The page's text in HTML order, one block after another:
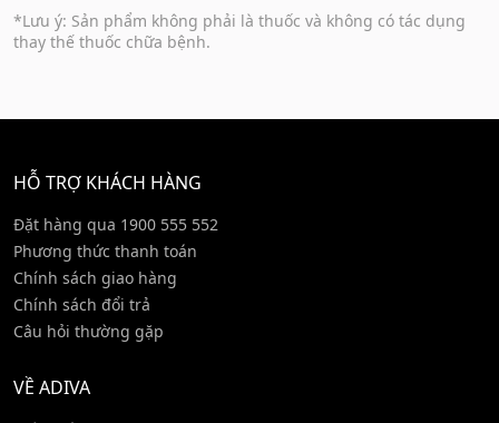
*Lưu ý: Sản phẩm không phải là thuốc và không có tác dụng
thay thế thuốc chữa bệnh.
HỖ TRỢ KHÁCH HÀNG
Đặt hàng qua 1900 555 552
Phương thức thanh toán
Chính sách giao hàng
Chính sách đổi trả
Câu hỏi thường gặp
VỀ ADIVA